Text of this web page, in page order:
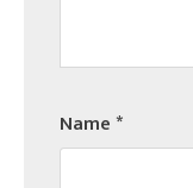
Name*